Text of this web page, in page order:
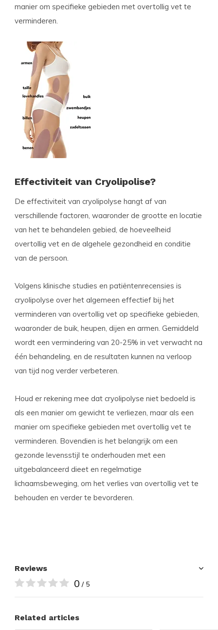
manier om specifieke gebieden met overtollig vet te
verminderen.
​Effectiviteit van Cryolipolise?
De effectiviteit van cryolipolyse hangt af van
verschillende factoren, waaronder de grootte en locatie
van het te behandelen gebied, de hoeveelheid
overtollig vet en de algehele gezondheid en conditie
van de persoon.
Volgens klinische studies en patiëntenrecensies is
cryolipolyse over het algemeen effectief bij het
verminderen van overtollig vet op specifieke gebieden,
waaronder de buik, heupen, dijen en armen. Gemiddeld
wordt een vermindering van 20-25% in vet verwacht na
één behandeling, en de resultaten kunnen na verloop
van tijd nog verder verbeteren.
Houd er rekening mee dat cryolipolyse niet bedoeld is
als een manier om gewicht te verliezen, maar als een
manier om specifieke gebieden met overtollig vet te
verminderen. Bovendien is het belangrijk om een
gezonde levensstijl te onderhouden met een
uitgebalanceerd dieet en regelmatige
lichaamsbeweging, om het verlies van overtollig vet te
behouden en verder te bevorderen.
Reviews
0 / 5
Related articles